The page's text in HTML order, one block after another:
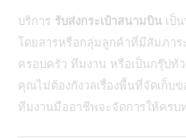
บริการ รับส่งกระเป๋าสนามบิน เป็
โดยสารหรือกลุ่มลูกค้าที่มีสัมภาร
ครอบครัว ทีมงาน หรือเป็นกรุ๊ปทั
คุณไม่ต้องกังวลเรื่องพื้นที่จัดเก็บ
ทีมงานมืออาชีพจะจัดการให้คร